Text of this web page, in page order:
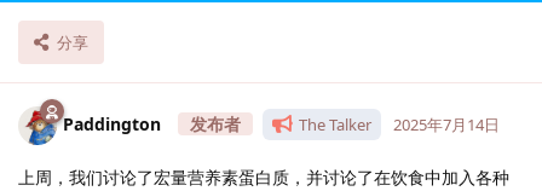
分享
Paddington The Talker 2025年7月14日
上周，我们讨论了宏量营养素蛋白质，并讨论了在饮食中加入各种